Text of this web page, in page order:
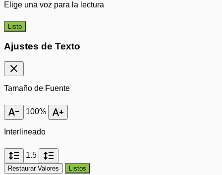
Elige una voz para la lectura
Listo
Ajustes de Texto
close
Tamaño de Fuente
text_decrease 100% text_increase
Interlineado
format_line_spacing 1.5 format_line_spacing
Restaurar Valores Listos